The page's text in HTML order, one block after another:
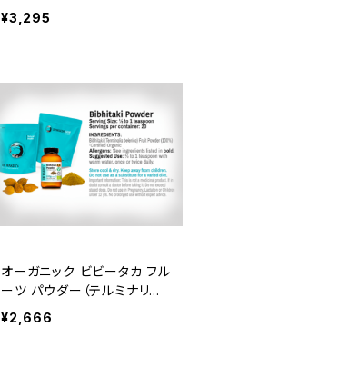
タム）Tulsi Capsules (Holy
Basil | Ocimum Sanctum)
¥3,295
オーガニック ビビータカ フル
ーツ パウダー（テルミナリア
ベレリカ）（100g / 500g / 1
000g）Organic Bibhitaki F
¥2,666